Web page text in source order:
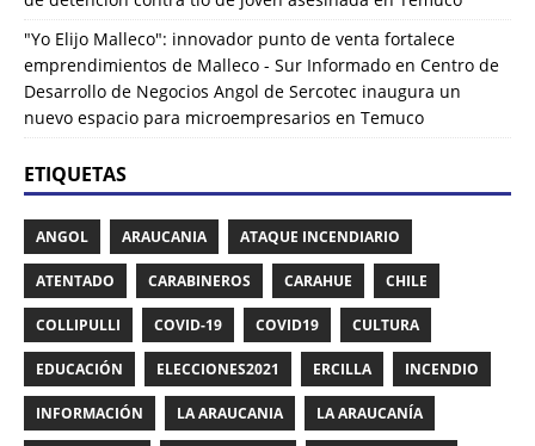
"Yo Elijo Malleco": innovador punto de venta fortalece
emprendimientos de Malleco - Sur Informado en Centro de
Desarrollo de Negocios Angol de Sercotec inaugura un
nuevo espacio para microempresarios en Temuco
ETIQUETAS
ANGOL ARAUCANIA ATAQUE INCENDIARIO
ATENTADO CARABINEROS CARAHUE CHILE
COLLIPULLI COVID-19 COVID19 CULTURA
EDUCACIÓN ELECCIONES2021 ERCILLA INCENDIO
INFORMACIÓN LA ARAUCANIA LA ARAUCANÍA